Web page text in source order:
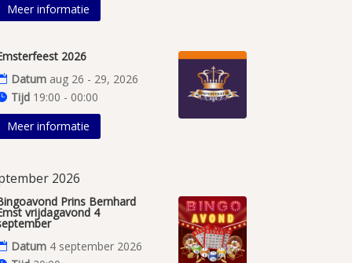
Meer informatie
2026
Datum aug 26 - 29, 2026
Tijd 19:00 - 00:00
Meer informatie
2026
Prins Bernhard
vrijdagavond 4
Datum 4 september 2026